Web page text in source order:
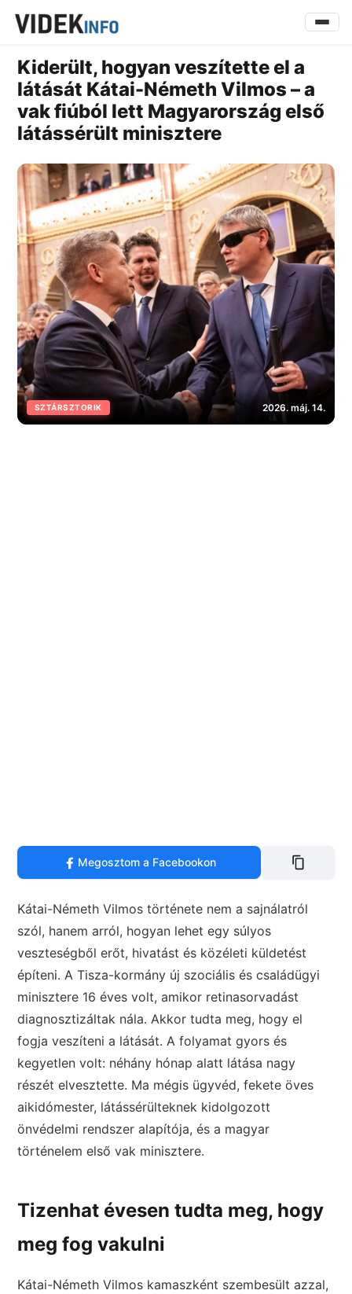
Kiderült, hogyan veszítette el a
látását Kátai-Németh Vilmos – a
vak fiúból lett Magyarország első
látássérült minisztere
SZTÁRSZTORIK 2026. máj. 14.
Megosztom a Facebookon
Kátai-Németh Vilmos története nem a sajnálatról
szól, hanem arról, hogyan lehet egy súlyos
veszteségből erőt, hivatást és közéleti küldetést
építeni. A Tisza-kormány új szociális és családügyi
minisztere 16 éves volt, amikor retinasorvadást
diagnosztizáltak nála. Akkor tudta meg, hogy el
fogja veszíteni a látását. A folyamat gyors és
kegyetlen volt: néhány hónap alatt látása nagy
részét elvesztette. Ma mégis ügyvéd, fekete öves
aikidómester, látássérülteknek kidolgozott
önvédelmi rendszer alapítója, és a magyar
történelem első vak minisztere.
Tizenhat évesen tudta meg, hogy
meg fog vakulni
Kátai-Németh Vilmos kamaszként szembesült azzal,